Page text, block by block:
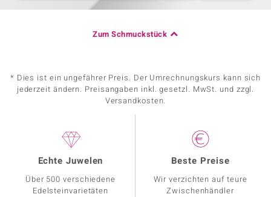
Zum Schmuckstück
* Dies ist ein ungefährer Preis. Der Umrechnungskurs kann sich
jederzeit ändern. Preisangaben inkl. gesetzl. MwSt. und zzgl.
Versandkosten.
Echte Juwelen
Über 500 verschiedene
Edelsteinvarietäten
Beste Preise
Wir verzichten auf teure
Zwischenhändler